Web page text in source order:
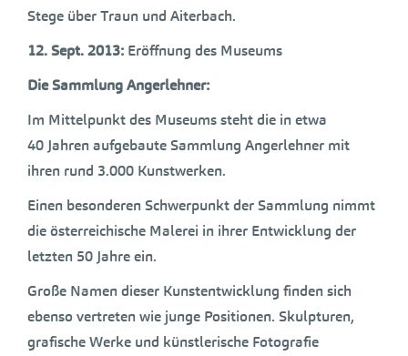
Stege über Traun und Aiterbach.
12. Sept. 2013: Eröffnung des Museums
Die Sammlung Angerlehner:
Im Mittelpunkt des Museums steht die in etwa
40 Jahren aufgebaute Sammlung Angerlehner mit
ihren rund 3.000 Kunstwerken.
Einen besonderen Schwerpunkt der Sammlung nimmt
die österreichische Malerei in ihrer Entwicklung der
letzten 50 Jahre ein.
Große Namen dieser Kunstentwicklung finden sich
ebenso vertreten wie junge Positionen. Skulpturen,
grafische Werke und künstlerische Fotografie